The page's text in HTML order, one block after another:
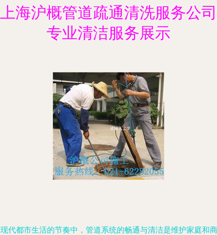
上海沪概管道疏通清洗服务公司
专业清洁服务展示
代都市生活的节奏中，管道系统的畅通与清洁是维护家庭和商